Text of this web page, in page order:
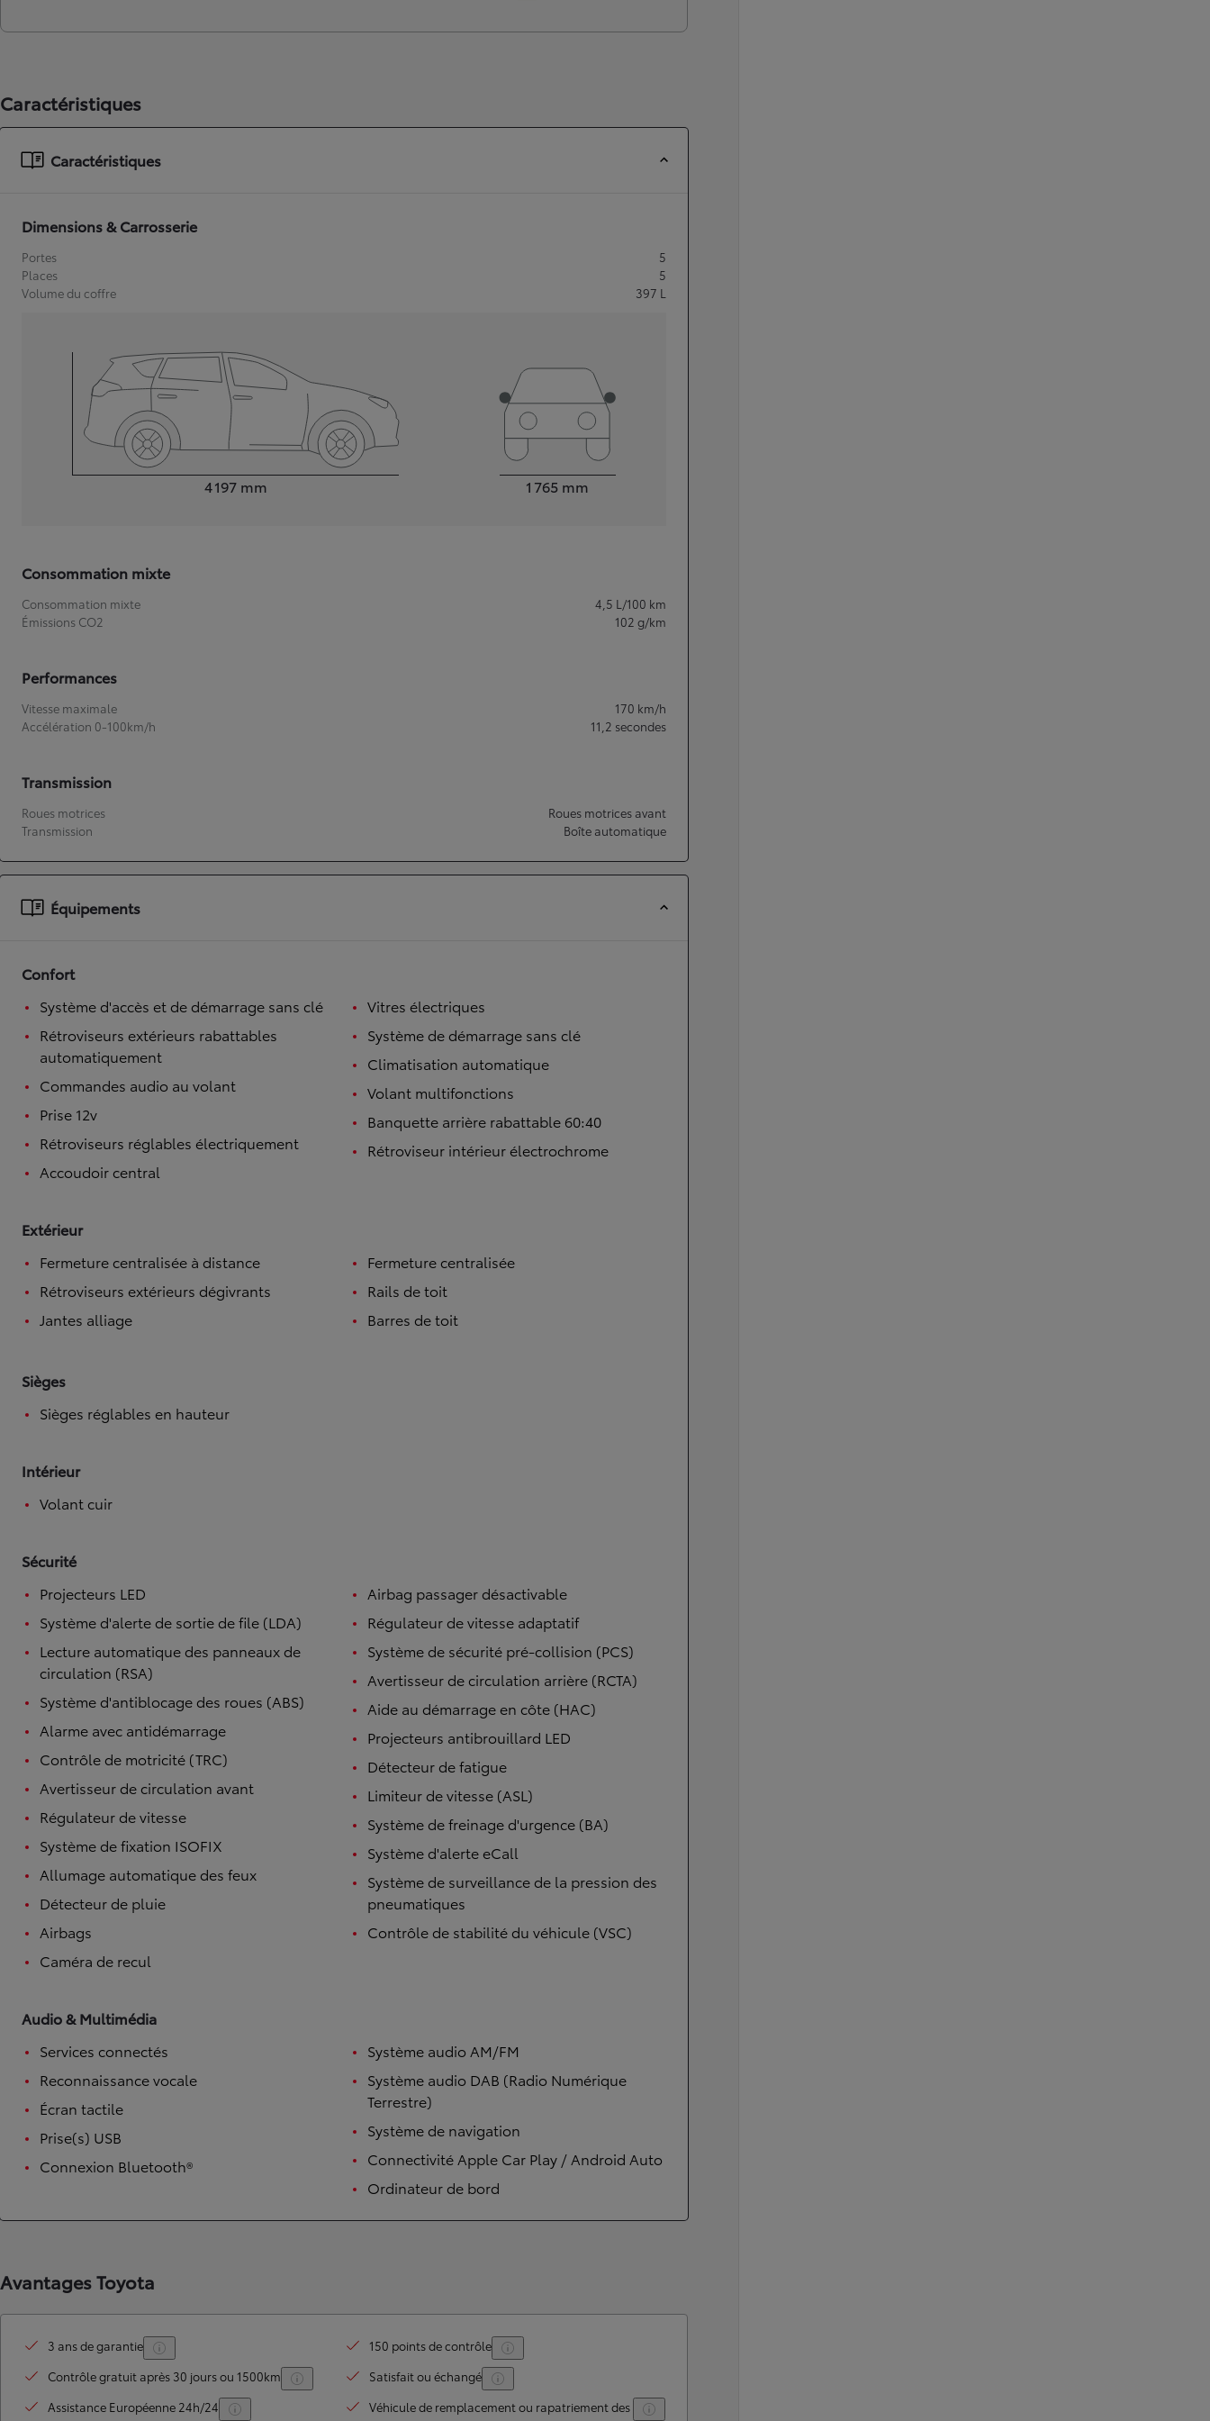
À partir de 19 700 €
Nouvelle Yaris Cross
HYBRIDE
Caractéristiques
Caractéristiques
Dimensions & Carrosserie
Portes
5
Places
5
Volume du coffre
397 L
4 197 mm 1 765 mm
Consommation mixte
Consommation mixte 4,5 L/100 km
Émissions CO2
102 g/km
Performances
Vitesse maximale 170 km/h
Accélération 0-100km/h
11,2 secondes
Transmission
Roues motrices
Roues motrices avant
Transmission
Boîte automatique
Équipements
Confort
Système d'accès et de démarrage sans clé
Rétroviseurs extérieurs rabattables
automatiquement
Commandes audio au volant
Prise 12v
Rétroviseurs réglables électriquement
Accoudoir central
Vitres électriques
Système de démarrage sans clé
Climatisation automatique
Volant multifonctions
Banquette arrière rabattable 60:40
Rétroviseur intérieur électrochrome
Extérieur
Fermeture centralisée à distance
Rétroviseurs extérieurs dégivrants
Jantes alliage
Fermeture centralisée
Rails de toit
Barres de toit
Sièges
Sièges réglables en hauteur
Intérieur
Volant cuir
Sécurité
Projecteurs LED
Système d'alerte de sortie de file (LDA)
Lecture automatique des panneaux de
circulation (RSA)
Système d'antiblocage des roues (ABS)
Alarme avec antidémarrage
Contrôle de motricité (TRC)
Avertisseur de circulation avant
Régulateur de vitesse
Système de fixation ISOFIX
Allumage automatique des feux
Détecteur de pluie
Airbags
Caméra de recul
Airbag passager désactivable
Régulateur de vitesse adaptatif
Système de sécurité pré-collision (PCS)
Avertisseur de circulation arrière (RCTA)
Aide au démarrage en côte (HAC)
Projecteurs antibrouillard LED
Détecteur de fatigue
Limiteur de vitesse (ASL)
Système de freinage d'urgence (BA)
Système d'alerte eCall
Système de surveillance de la pression des
pneumatiques
Contrôle de stabilité du véhicule (VSC)
Audio & Multimédia
Services connectés
Reconnaissance vocale
Écran tactile
Prise(s) USB
Connexion Bluetooth®
Système audio AM/FM
Système audio DAB (Radio Numérique
Terrestre)
Système de navigation
Connectivité Apple Car Play / Android Auto
Ordinateur de bord
Avantages Toyota
3 ans de garantie
150 points de contrôle
Contrôle gratuit après 30 jours ou 1500km
Satisfait ou échangé
Assistance Européenne 24h/24
Véhicule de remplacement ou rapatriement des